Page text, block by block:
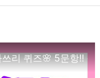
쓰리 퀴즈🌸 5문항